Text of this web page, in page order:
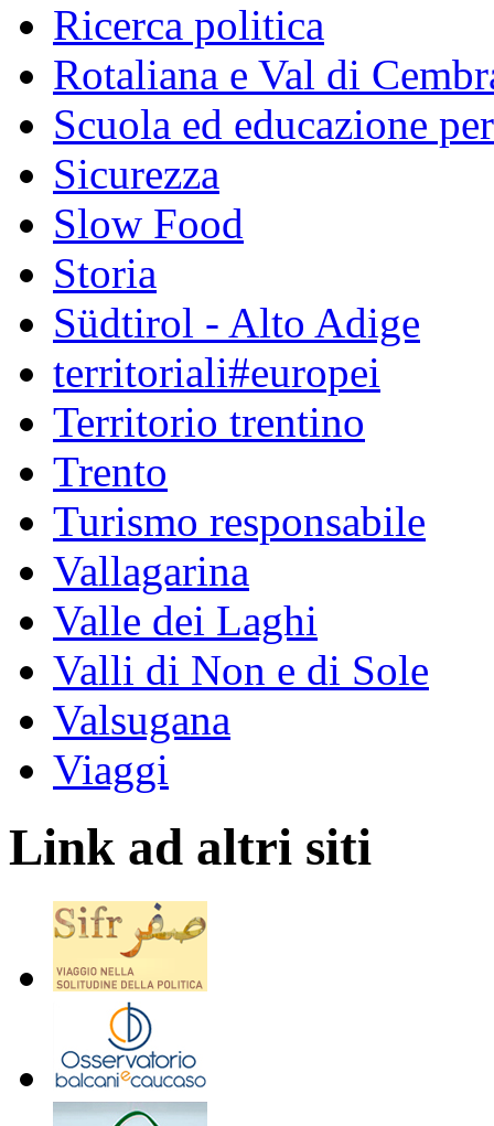
Ricerca politica
Rotaliana e Val di
Scuola ed educazione
Sicurezza
Slow Food
Storia
Südtirol - Alto Adige
territoriali#europei
Territorio trentino
Trento
Turismo responsabile
Vallagarina
Valle dei Laghi
Valli di Non e di Sole
Valsugana
Viaggi
Link ad altri siti